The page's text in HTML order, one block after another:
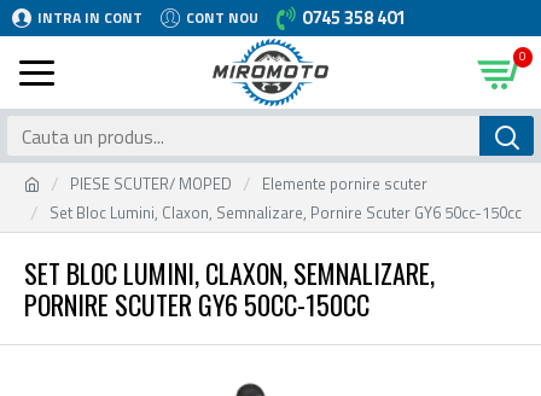
INTRA IN CONT CONT NOU 0745 358 401
0
PIESE SCUTER/ MOPED
Elemente pornire scuter
Set Bloc Lumini, Claxon, Semnalizare, Pornire Scuter GY6 50cc-150cc
SET BLOC LUMINI, CLAXON, SEMNALIZARE,
PORNIRE SCUTER GY6 50CC-150CC